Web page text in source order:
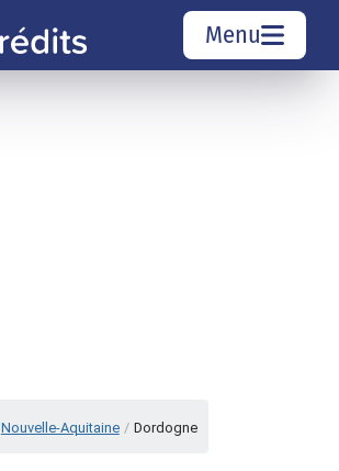
Menu
Nouvelle-Aquitaine / Dordogne